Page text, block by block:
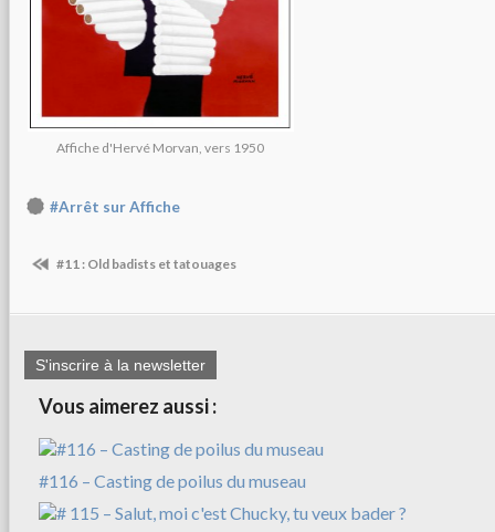
Affiche d'Hervé Morvan, vers 1950
#Arrêt sur Affiche
#11 : Old badists et tatouages
S'inscrire à la newsletter
Vous aimerez aussi :
#116 – Casting de poilus du museau